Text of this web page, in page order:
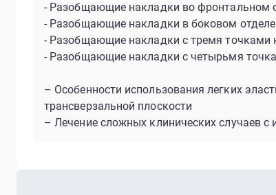
- Разобщающие накладки во фронтальном
- Разобщающие накладки в боковом отделе
- Разобщающие накладки с тремя точками
- Разобщающие накладки с четырьмя
– Особенности использования легких
трансверзальной плоскости
– Лечение сложных клинических случаев